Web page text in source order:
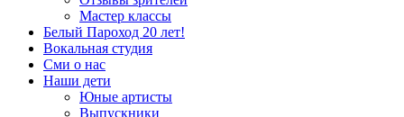
Мастер классы
Белый Пароход 20 лет!
Вокальная студия
Сми о нас
Наши дети
Юные артисты
Выпускники